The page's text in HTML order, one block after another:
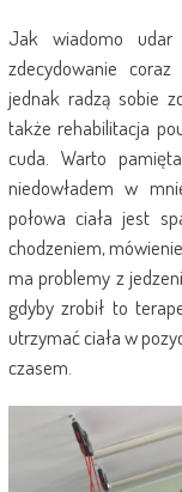
Jak wiadomo
zdecydowanie
jednak radzą sobie
także rehabilitacja
cuda. Warto
niedowładem w
połowa ciała jest
chodzeniem,
ma problemy z
gdyby zrobił to
utrzymać ciała w
czasem.